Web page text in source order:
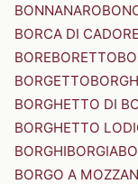
BONNANARO
BORCA DI CADORE
BOREBORETTO
BORGETTO
BORGHETTO DI
BORGHETTO
BORGHIBORGIA
BORGO A